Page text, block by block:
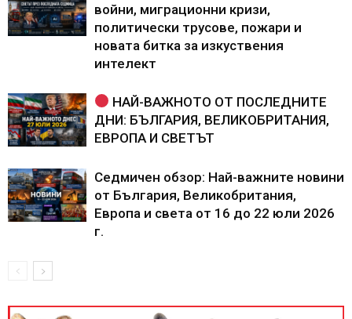
войни, миграционни кризи,
политически трусове, пожари и
новата битка за изкуствения
интелект
НАЙ-ВАЖНОТО ОТ ПОСЛЕДНИТЕ
ДНИ: БЪЛГАРИЯ, ВЕЛИКОБРИТАНИЯ,
ЕВРОПА И СВЕТЪТ
Седмичен обзор: Най-важните новини
от България, Великобритания,
Европа и света от 16 до 22 юли 2026
г.